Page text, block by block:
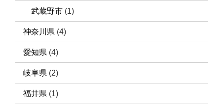
武蔵野市 (1)
神奈川県 (4)
愛知県 (4)
岐阜県 (2)
福井県 (1)